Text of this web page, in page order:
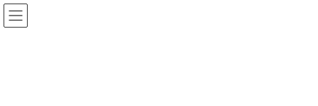
コ
ン
ナ
ビ